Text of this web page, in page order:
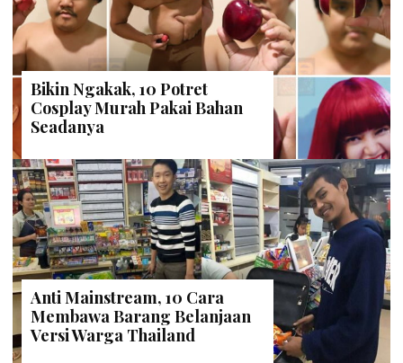
Bikin Ngakak, 10 Potret
Cosplay Murah Pakai Bahan
Seadanya
Anti Mainstream, 10 Cara
Membawa Barang Belanjaan
Versi Warga Thailand